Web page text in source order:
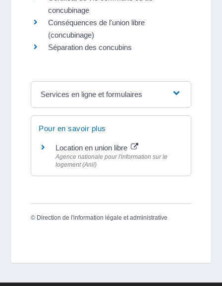
concubinage
Conséquences de l'union libre
(concubinage)
Séparation des concubins
Services en ligne et formulaires
Pour en savoir plus
Location en union libre
Agence nationale pour l'information sur le
logement (Anil)
© Direction de l'information légale et administrative